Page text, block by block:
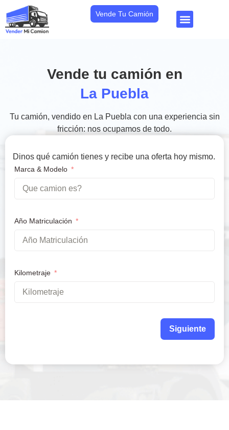
Vende Tu Camión
Vende tu camión en
La Puebla
Tu camión, vendido en La Puebla con una experiencia sin
fricción: nos ocupamos de todo.
Dinos qué camión tienes y recibe una oferta hoy mismo.
Marca & Modelo
Año Matriculación
Kilometraje
Siguiente